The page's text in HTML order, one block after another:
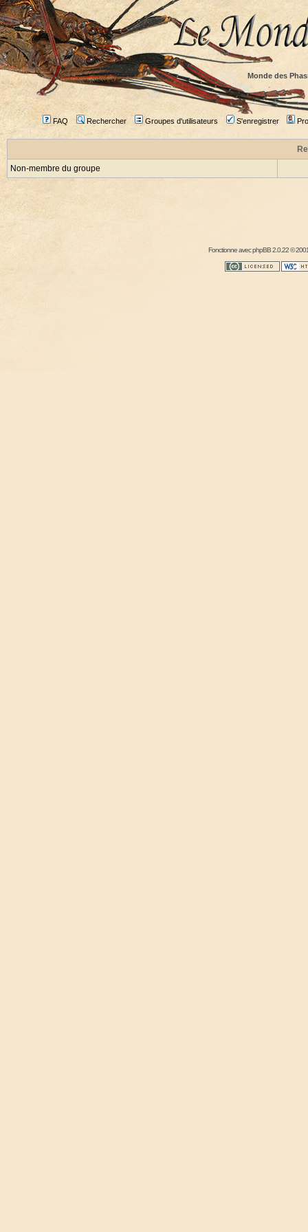
Monde des
FAQ Rechercher Groupes d'utilisateurs S'enregistrer
Non-membre du groupe
Fonctionne avecphpBB2.0.22 ©